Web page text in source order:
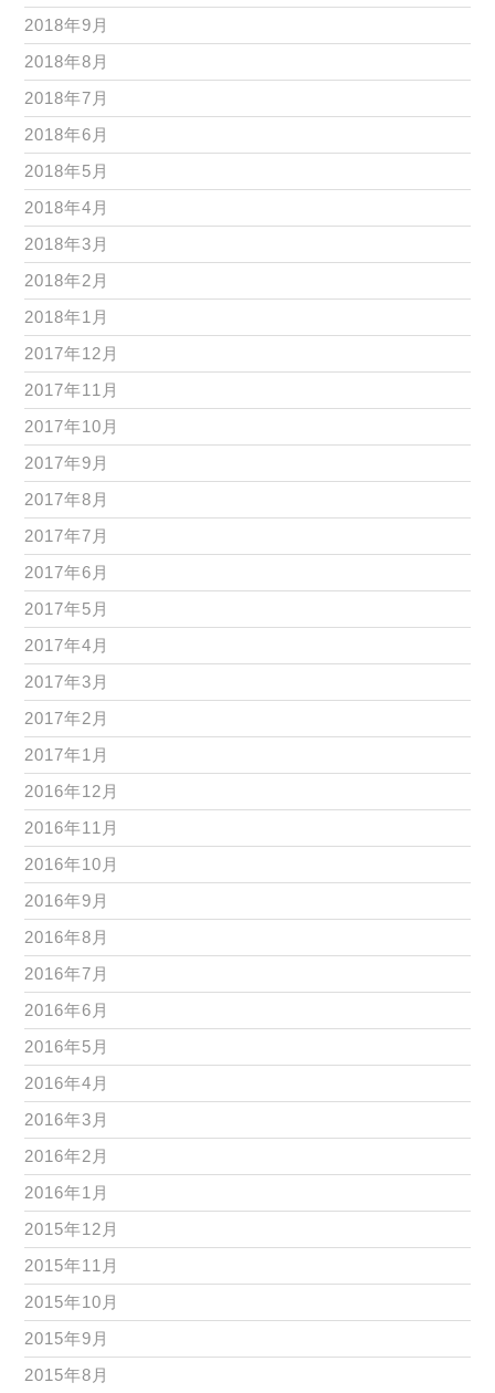
2018年9月
2018年8月
2018年7月
2018年6月
2018年5月
2018年4月
2018年3月
2018年2月
2018年1月
2017年12月
2017年11月
2017年10月
2017年9月
2017年8月
2017年7月
2017年6月
2017年5月
2017年4月
2017年3月
2017年2月
2017年1月
2016年12月
2016年11月
2016年10月
2016年9月
2016年8月
2016年7月
2016年6月
2016年5月
2016年4月
2016年3月
2016年2月
2016年1月
2015年12月
2015年11月
2015年10月
2015年9月
2015年8月